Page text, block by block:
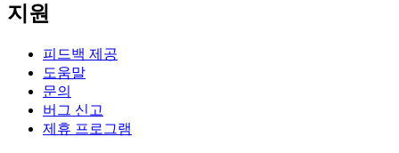
지원
피드백 제공
도움말
문의
버그 신고
제휴 프로그램